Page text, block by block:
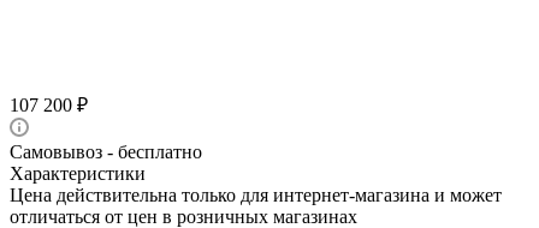
107 200 ₽
Самовывоз - бесплатно
Характеристики
Цена действительна только для интернет-магазина и может
отличаться от цен в розничных магазинах